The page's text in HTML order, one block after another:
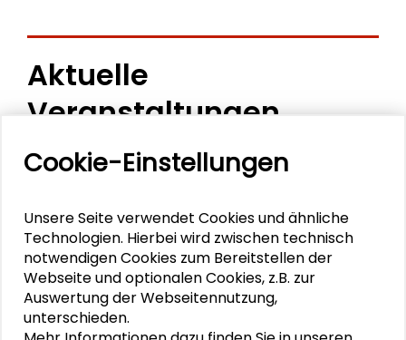
Aktuelle
Veranstaltungen
11. Internationale Waldkunstkonferenz
Schlüsseltexte für die Wirtschaft von morgen
Zusammen mehr erreichen – Zukunftsbündnis im
Dialog
Schader-Festival 2026
Cookie-Einstellungen
Unsere Seite verwendet Cookies und ähnliche
Technologien. Hierbei wird zwischen technisch
notwendigen Cookies zum Bereitstellen der
Webseite und optionalen Cookies, z.B. zur
Auswertung der Webseitennutzung,
unterschieden.